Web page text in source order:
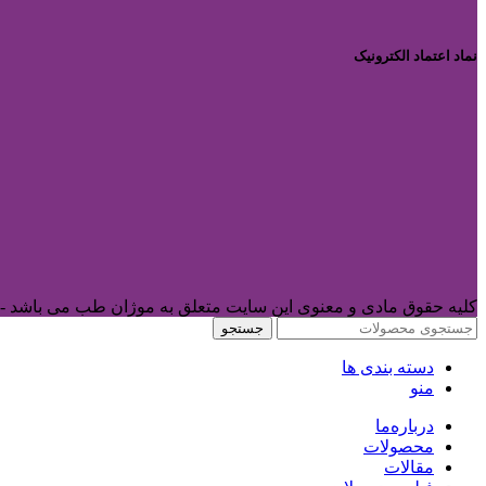
نماد اعتماد الکترونیک
کلیه حقوق مادی و معنوی این سایت متعلق به موژان طب می باشد -
جستجو
دسته بندی ها
منو
درباره‌ما
محصولات
مقالات